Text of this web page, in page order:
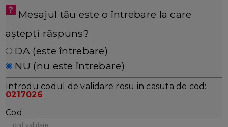
Mesajul tău este o întrebare la care
aștepți răspuns?
DA (este întrebare)
NU (nu este întrebare)
Introdu codul de validare rosu in casuta de cod:
0217026
Cod: